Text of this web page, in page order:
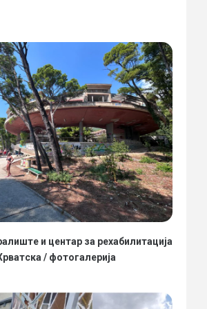
и центар за рехабилитација
/ фотогалерија